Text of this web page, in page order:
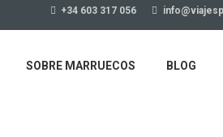
+34 603 317 056
SOBRE MARRUECOS BLOG